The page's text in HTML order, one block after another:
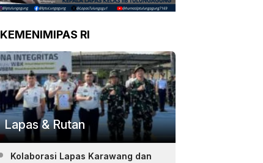
KEMENIMIPAS RI
Lapas & Rutan
Kolaborasi Lapas Karawang dan